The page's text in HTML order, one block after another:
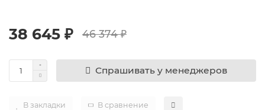
38 645 ₽ 46 374 ₽
Спрашивать у менеджеров
В закладки В сравнение